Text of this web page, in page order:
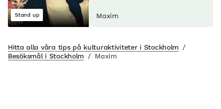
Stand up Maxim
Hitta alla våra tips på kulturaktiviteter i Stockholm /
Besöksmål i Stockholm / Maxim